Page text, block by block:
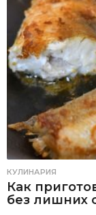
КУЛИНАРИЯ
Как
без лишних